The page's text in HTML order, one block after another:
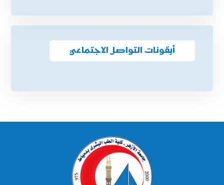
أيقونات التواصل الاجتماعي